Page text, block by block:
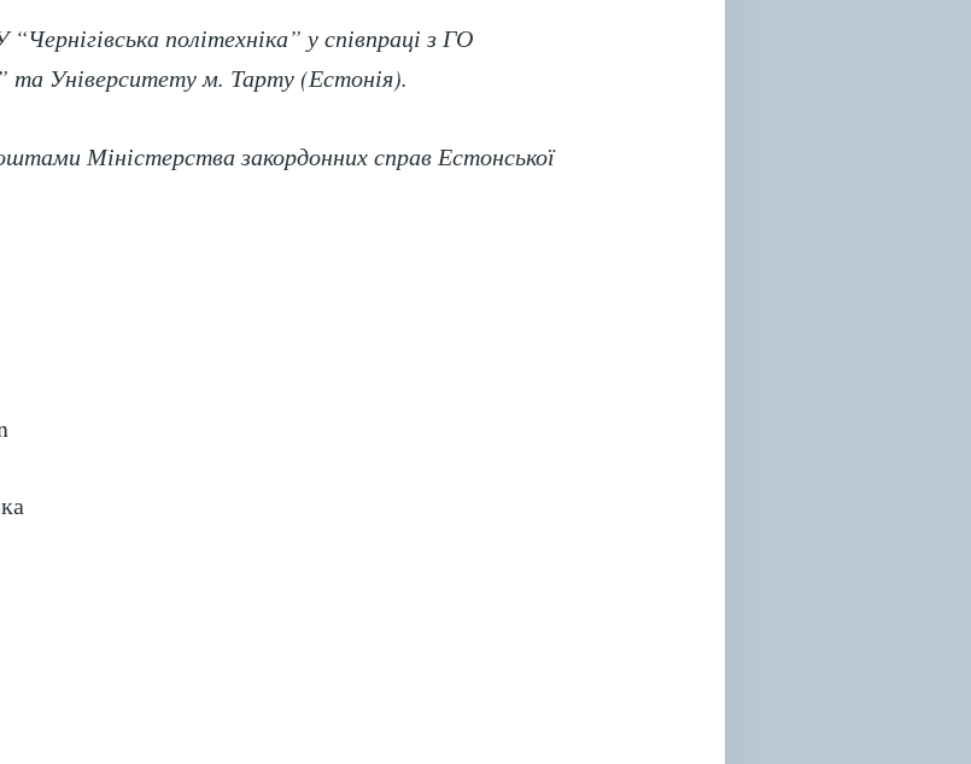
політехніка” у співпраці з ГО
та Університету м. Тарту (Естонія).
Міністерства закордонних справ Естонської